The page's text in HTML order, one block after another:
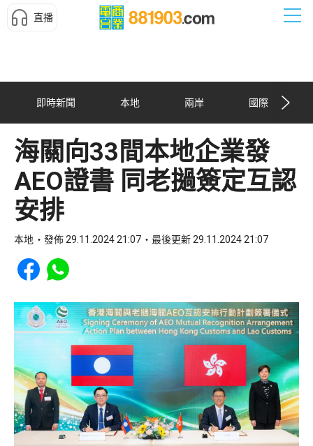
直播
即時新聞 本地 兩岸 國際
海關向33間本地企業發
AEO證書 同老撾簽定互認
安排
本地 發佈 29.11.2024 21:07 最後更新 29.11.2024 21:07
Share to Facebook
Share to WhatsApp